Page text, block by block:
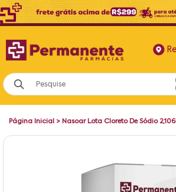
Página Inicial > Nasoar Lota Cloreto De Sódio